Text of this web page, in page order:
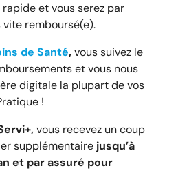
rapide et vous serez par
remboursé(e).
de Santé,vous suivez le
et vous nous
digitale la plupart de vos
!
vous recevez un coup
supplémentaire jusqu’à
et par assuré pour